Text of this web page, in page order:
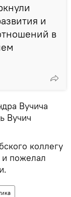
и
в
Вучича
Вучич
коллегу
и пожелал